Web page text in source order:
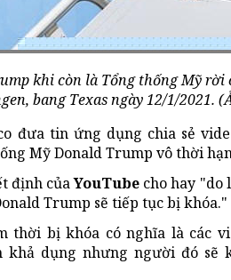
khi còn là Tổng thống Mỹ rời
bang Texas ngày 12/1/2021.
đưa tin ứng dụng chia sẻ
Mỹ Donald Trump vô thời
định củaYouTube cho hay "do
Trump sẽ tiếp tục bị khóa."
thời bị khóa có nghĩa là các
khả dụng nhưng người đó sẽ